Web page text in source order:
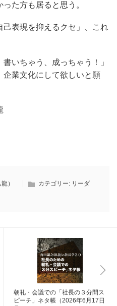
た方も居ると思う。
己表現を抑えるクセ」、これ
いちゃう、成っちゃう！」
企業文化にして欲しいと願
） カテゴリー: リーダ
朝礼・会議での「社長の３分間ス
ピーチ」ネタ帳（2026年6月17日